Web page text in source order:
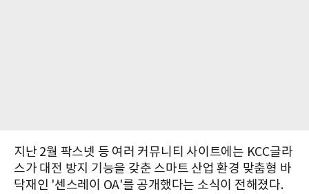
지난 2월 팍스넷 등 여러 커뮤니티 사이트에는 KCC글라
스가 대전 방지 기능을 갖춘 스마트 산업 환경 맞춤형 바
닥재인 '센스레이 OA'를 공개했다는 소식이 전해졌다.